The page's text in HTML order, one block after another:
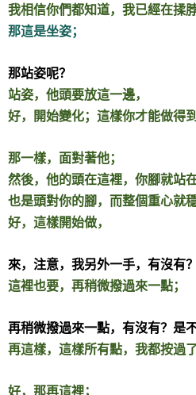
我相信你們都知道，我已經在揉脖
那這是坐姿；
那站姿呢？
站姿，他頭要放這一邊，
好，開始變化；這樣你才能做得到
那一樣，面對著他；
然後，他的頭在這裡，你腳就站在
也是頭對你的腳，而整個重心就穩
好，這樣開始做，
來，注意，我另外一手，有沒有？
這裡也要，再稍微撥過來一點；
再稍微撥過來一點，有沒有？是
再這樣，這樣所有點，我都按過了
好，那再這裡；